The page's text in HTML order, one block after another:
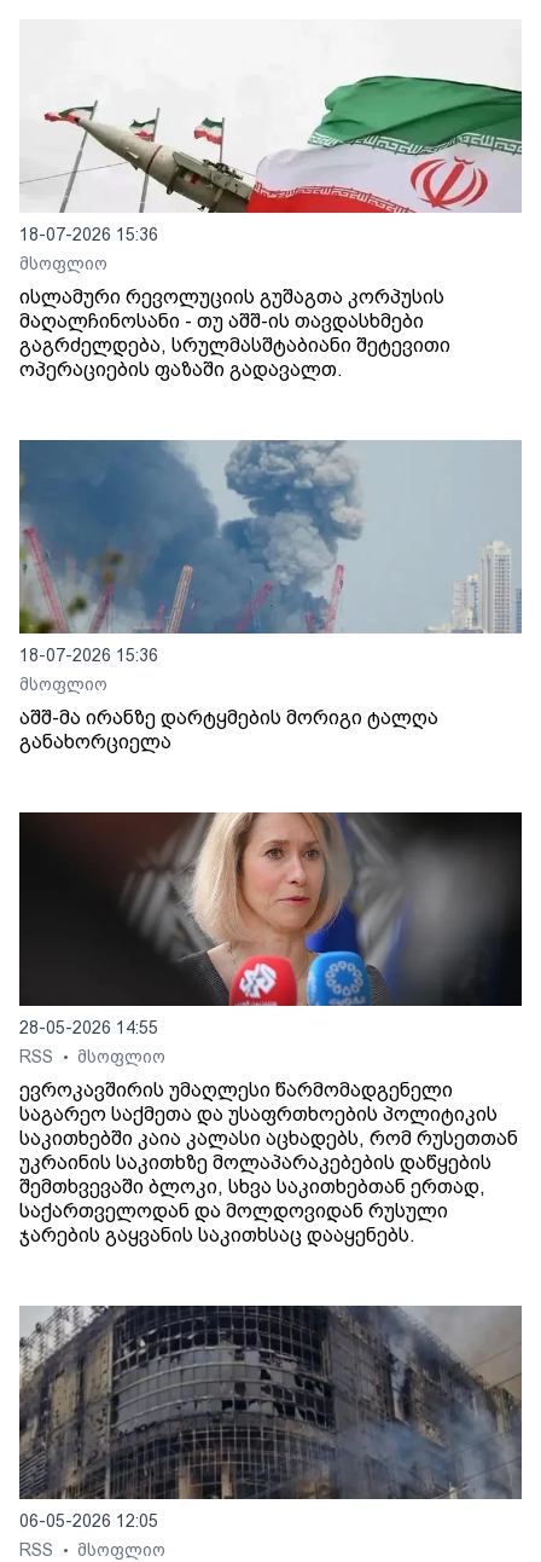
18-07-2026 15:36
მსოფლიო
ისლამური რევოლუციის გუშაგთა კორპუსის
მაღალჩინოსანი - თუ აშშ-ის თავდასხმები
გაგრძელდება, სრულმასშტაბიანი შეტევითი
ოპერაციების ფაზაში გადავალთ.
18-07-2026 15:36
მსოფლიო
აშშ-მა ირანზე დარტყმების მორიგი ტალღა
განახორციელა
28-05-2026 14:55
RSS
• მსოფლიო
ევროკავშირის უმაღლესი წარმომადგენელი
საგარეო საქმეთა და უსაფრთხოების პოლიტიკის
საკითხებში კაია კალასი აცხადებს, რომ რუსეთთან
უკრაინის საკითხზე მოლაპარაკებების დაწყების
შემთხვევაში ბლოკი, სხვა საკითხებთან ერთად,
საქართველოდან და მოლდოვიდან რუსული
ჯარების გაყვანის საკითხსაც დააყენებს.
06-05-2026 12:05
RSS
• მსოფლიო